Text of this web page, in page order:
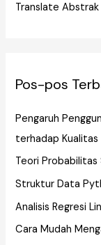
Translate Abstrak
Pos-pos
Pengaruh
terhadap Kualitas
Teori
Struktur Data
Analisis Regresi
Cara Mudah